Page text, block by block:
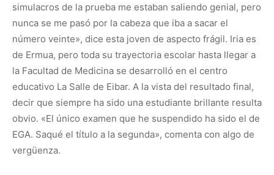
simulacros de la prueba me estaban saliendo genial, pero
nunca se me pasó por la cabeza que iba a sacar el
número veinte», dice esta joven de aspecto frágil. Iria es
de Ermua, pero toda su trayectoria escolar hasta llegar a
la Facultad de Medicina se desarrolló en el centro
educativo La Salle de Eibar. A la vista del resultado final,
decir que siempre ha sido una estudiante brillante resulta
obvio. «El único examen que he suspendido ha sido el de
EGA. Saqué el título a la segunda», comenta con algo de
vergüenza.